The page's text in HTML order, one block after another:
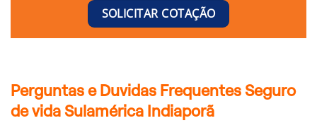
SOLICITAR COTAÇÃO
Perguntas e Duvidas Frequentes Seguro
de vida Sulamérica Indiaporã